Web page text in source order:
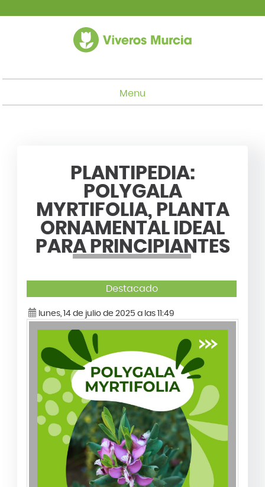
Menu
PLANTIPEDIA:
POLYGALA
MYRTIFOLIA, PLANTA
ORNAMENTAL IDEAL
PARA PRINCIPIANTES
Destacado
lunes, 14 de julio de 2025 a las 11:49